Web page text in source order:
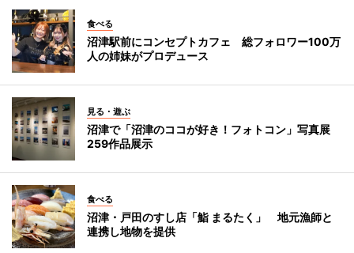
食べる
沼津駅前にコンセプトカフェ 総フォロワー100万
人の姉妹がプロデュース
見る・遊ぶ
沼津で「沼津のココが好き！フォトコン」写真展
259作品展示
食べる
沼津・戸田のすし店「鮨 まるたく」 地元漁師と
連携し地物を提供